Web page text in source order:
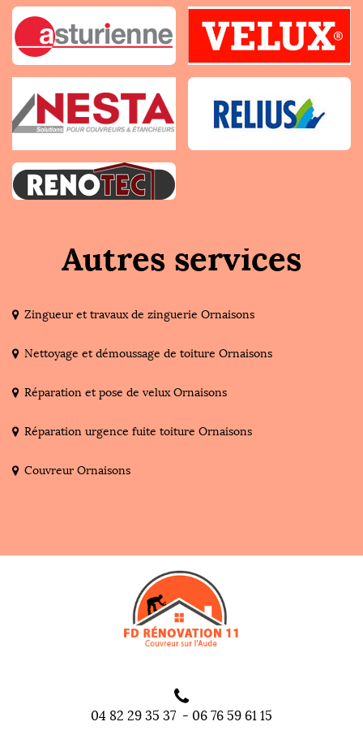
Autres services
Zingueur et travaux de zinguerie Ornaisons
Nettoyage et démoussage de toiture Ornaisons
Réparation et pose de velux Ornaisons
Réparation urgence fuite toiture Ornaisons
Couvreur Ornaisons
04 82 29 35 37 - 06 76 59 61 15